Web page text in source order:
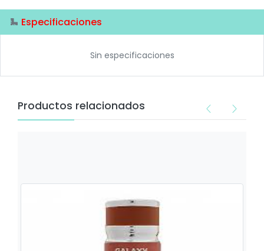
Especificaciones
Sin especificaciones
Productos relacionados